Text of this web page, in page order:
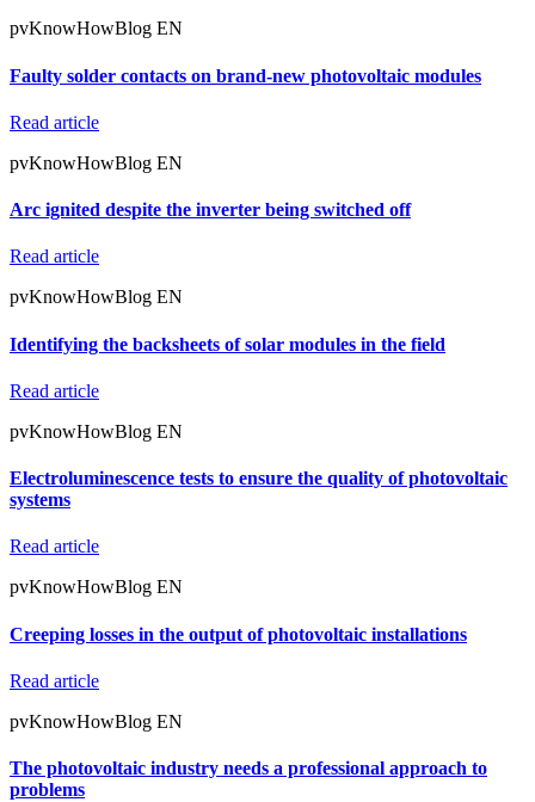
pvKnowHowBlog EN
Faulty solder contacts on brand-new photovoltaic modules
Read article
pvKnowHowBlog EN
Arc ignited despite the inverter being switched off
Read article
pvKnowHowBlog EN
Identifying the backsheets of solar modules in the field
Read article
pvKnowHowBlog EN
Electroluminescence tests to ensure the quality of photovoltaic
systems
Read article
pvKnowHowBlog EN
Creeping losses in the output of photovoltaic installations
Read article
pvKnowHowBlog EN
The photovoltaic industry needs a professional approach to
problems